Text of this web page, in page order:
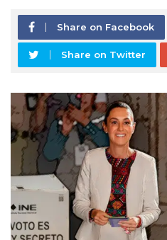
Share on Facebook
Share on Twitter